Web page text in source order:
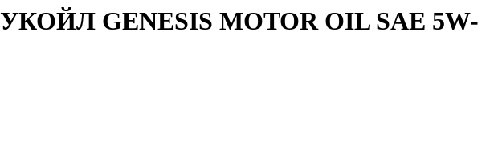
GENESIS MOTOR OIL SAE 5W-